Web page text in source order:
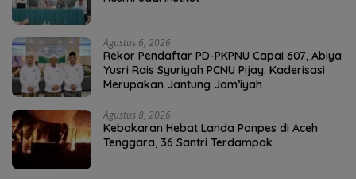
Agustus 6, 2026
Rekor Pendaftar PD-PKPNU Capai 607, Abiya
Yusri Rais Syuriyah PCNU Pijay: Kaderisasi
Merupakan Jantung Jam’iyah
Agustus 8, 2026
Kebakaran Hebat Landa Ponpes di Aceh
Tenggara, 36 Santri Terdampak